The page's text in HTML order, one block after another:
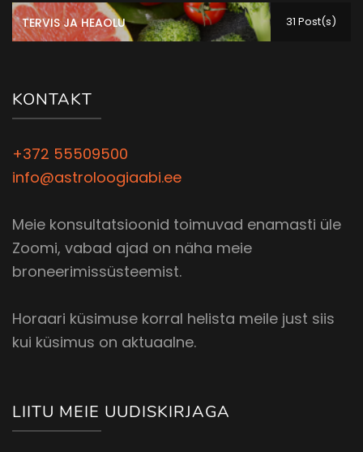
TERVIS JA HEAOLU 31 Post(s)
KONTAKT
+372 55509500
info@astroloogiaabi.ee
Meie konsultatsioonid toimuvad enamasti üle
Zoomi, vabad ajad on näha meie
broneerimissüsteemist.
Horaari küsimuse korral helista meile just siis
kui küsimus on aktuaalne.
LIITU MEIE UUDISKIRJAGA